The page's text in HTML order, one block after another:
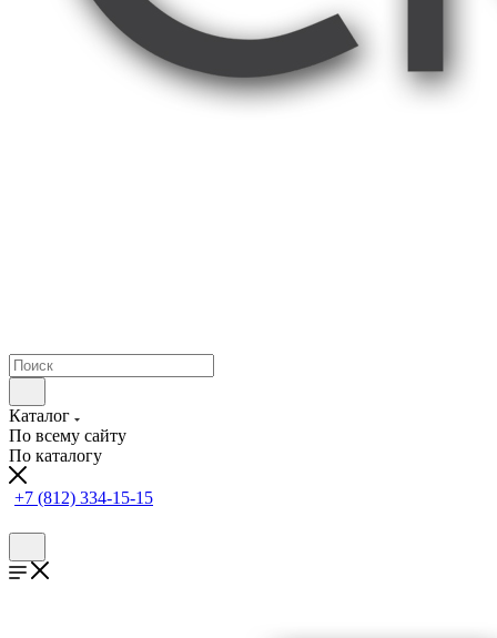
Каталог
По всему сайту
По каталогу
+7 (812) 334-15-15